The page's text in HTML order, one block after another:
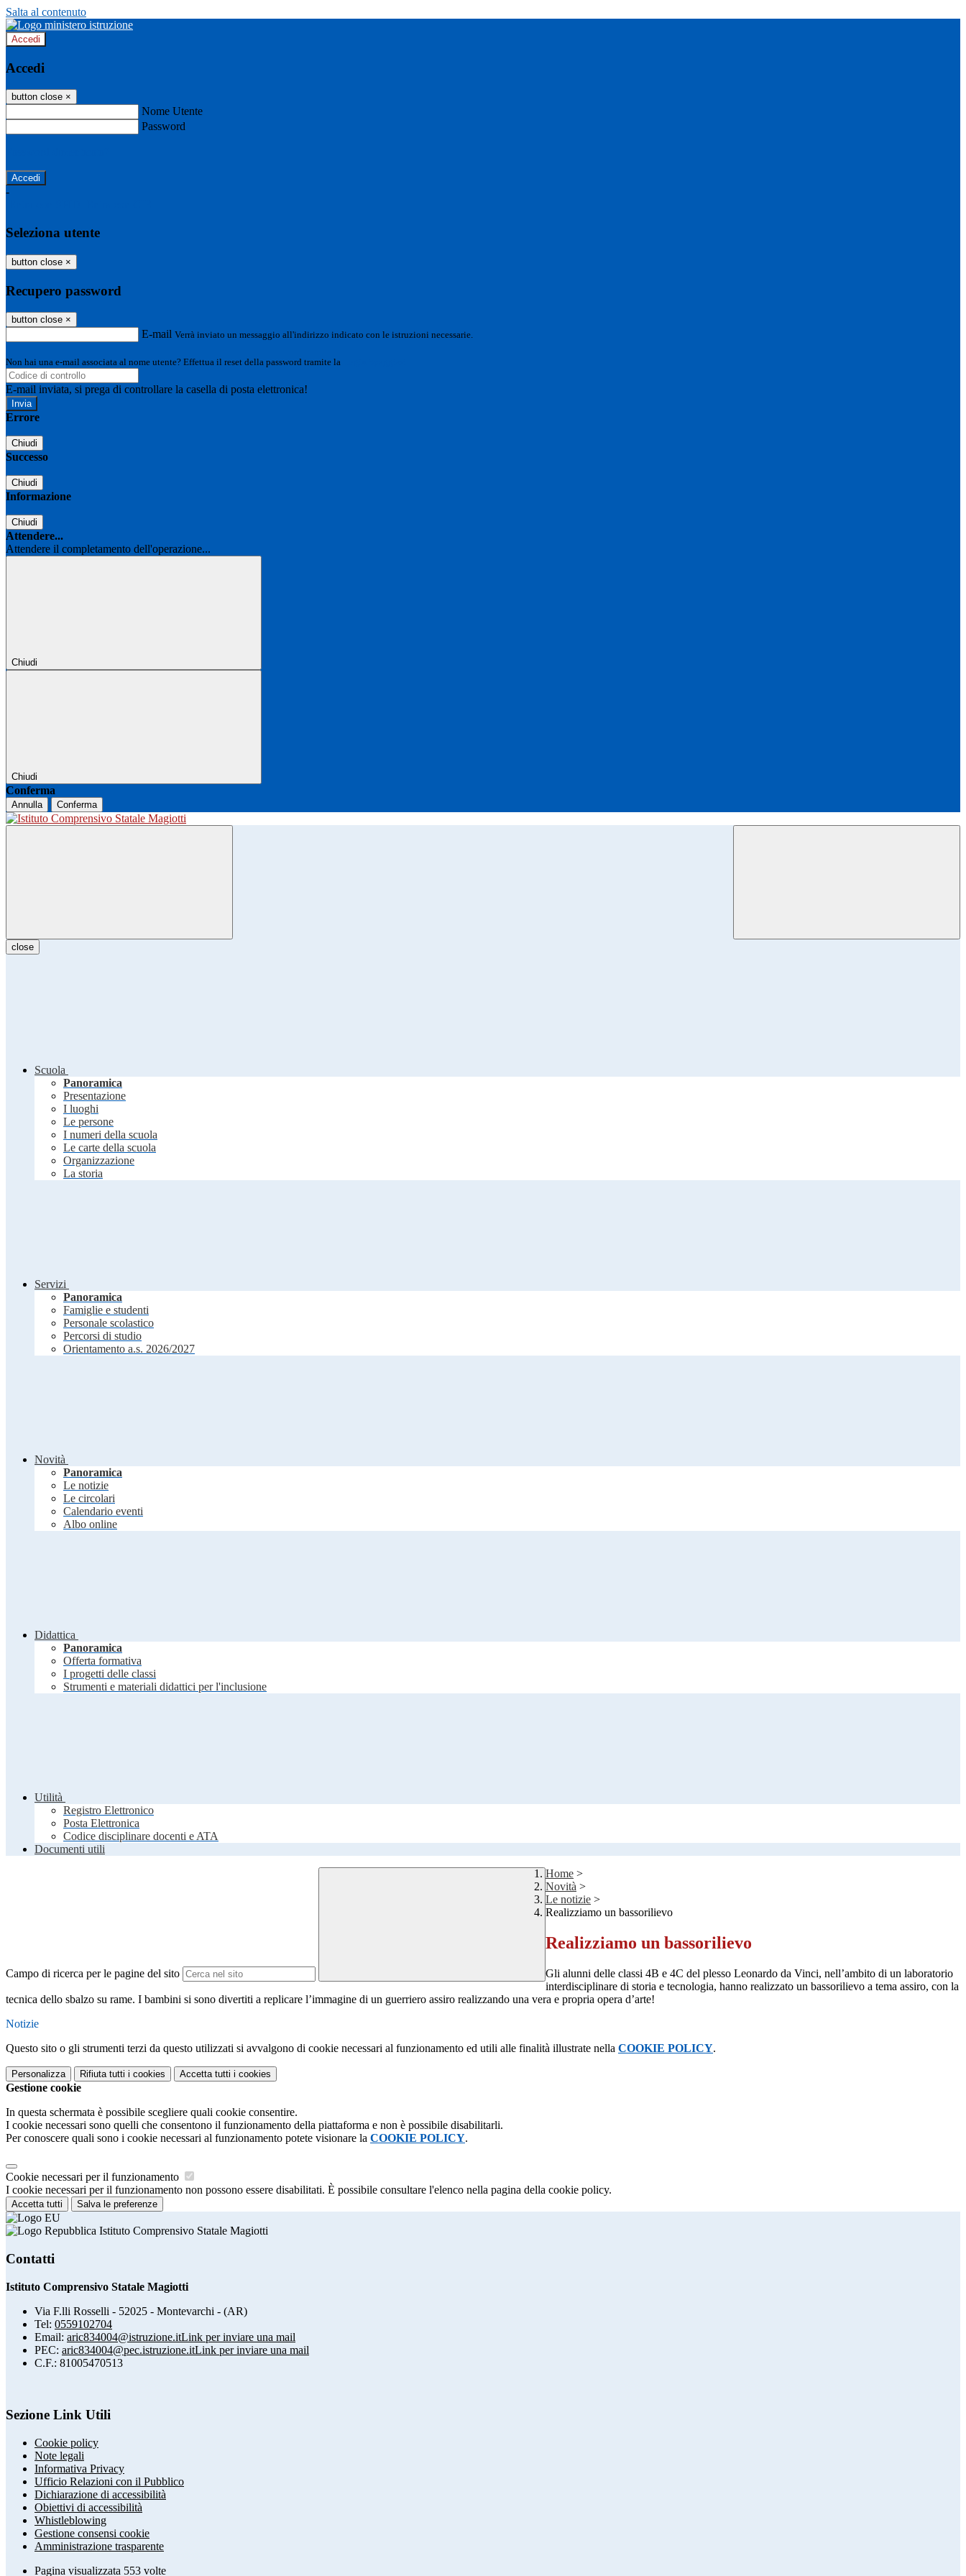
Salta al contenuto
Accedi
Accedi
button close ×
Nome Utente
Password
-
Seleziona utente
button close ×
Recupero password
button close ×
E-mail Verrà inviato un messaggio all'indirizzo indicato con le istruzioni necessarie.
Non hai una e-mail associata al nome utente? Effettua il reset della password tramite la
E-mail inviata, si prega di controllare la casella di posta elettronica!
Errore
Chiudi
Successo
Chiudi
Informazione
Chiudi
Attendere...
Attendere il completamento dell'operazione...
Chiudi
Chiudi
Conferma
Annulla Conferma
close
Scuola
Panoramica
Presentazione
I luoghi
Le persone
I numeri della scuola
Le carte della scuola
Organizzazione
La storia
Servizi
Panoramica
Famiglie e studenti
Personale scolastico
Percorsi di studio
Orientamento a.s. 2026/2027
Novità
Panoramica
Le notizie
Le circolari
Calendario eventi
Albo online
Didattica
Panoramica
Offerta formativa
I progetti delle classi
Strumenti e materiali didattici per l'inclusione
Utilità
Registro Elettronico
Posta Elettronica
Codice disciplinare docenti e ATA
Documenti utili
Campo di ricerca per le pagine del sito
Home >
Novità >
Le notizie >
Realizziamo un bassorilievo
Realizziamo un bassorilievo
Gli alunni delle classi 4B e 4C del plesso Leonardo da Vinci, nell’ambito di un laboratorio
interdisciplinare di storia e tecnologia, hanno realizzato un bassorilievo a tema assiro, con la
tecnica dello sbalzo su rame. I bambini si sono divertiti a replicare l’immagine di un guerriero assiro realizzando una vera e propria opera d’arte!
Notizie
Questo sito o gli strumenti terzi da questo utilizzati si avvalgono di cookie necessari al funzionamento ed utili alle finalità illustrate nella COOKIE POLICY.
Personalizza Rifiuta tutti i cookies Accetta tutti i cookies
Gestione cookie
In questa schermata è possibile scegliere quali cookie consentire.
I cookie necessari sono quelli che consentono il funzionamento della piattaforma e non è possibile disabilitarli.
Per conoscere quali sono i cookie necessari al funzionamento potete visionare la COOKIE POLICY.
Cookie necessari per il funzionamento
I cookie necessari per il funzionamento non possono essere disabilitati. È possibile consultare l'elenco nella pagina della cookie policy.
Accetta tutti Salva le preferenze
Istituto Comprensivo Statale Magiotti
Contatti
Istituto Comprensivo Statale Magiotti
Via F.lli Rosselli - 52025 - Montevarchi - (AR)
Tel: 0559102704
Email: aric834004@istruzione.itLink per inviare una mail
PEC: aric834004@pec.istruzione.itLink per inviare una mail
C.F.: 81005470513
Sezione Link Utili
Cookie policy
Note legali
Informativa Privacy
Ufficio Relazioni con il Pubblico
Dichiarazione di accessibilità
Obiettivi di accessibilità
Whistleblowing
Gestione consensi cookie
Amministrazione trasparente
Pagina visualizzata 553 volte